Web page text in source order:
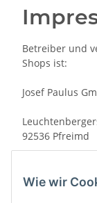
Betreiber und
Shops ist:
Josef Paulus
92536 Pfreimd
Telefax: 09606/
Wie wir